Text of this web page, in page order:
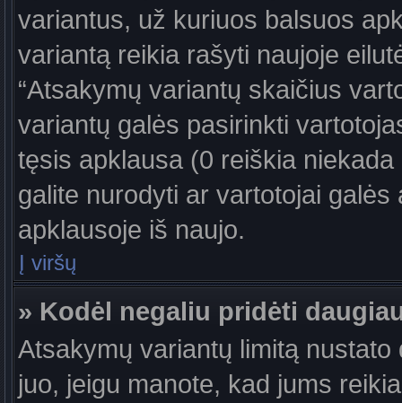
variantus, už kuriuos balsuos
variantą reikia rašyti naujoje
“Atsakymų variantų skaičius
variantų galės pasirinkti
tęsis apklausa (0 reiškia
galite nurodyti ar vartotojai
apklausoje iš naujo.
Į viršų
» Kodėl negaliu pridėti
Atsakymų variantų limitą
juo, jeigu manote, kad jums